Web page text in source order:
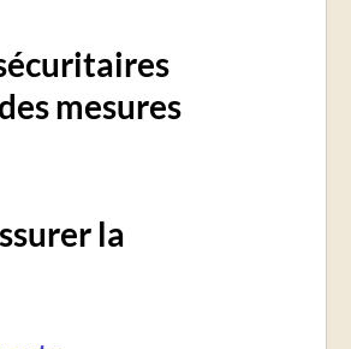
mesures
la